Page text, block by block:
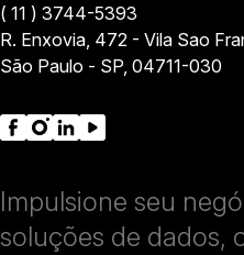
( 11 ) 3744-5393
R. Enxovia, 472 - Vila Sao
São Paulo - SP, 04711-030
Impulsione seu
soluções de dados,